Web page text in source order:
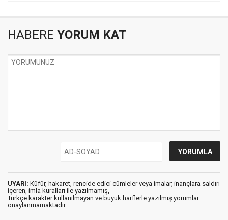
HABERE YORUM KAT
UYARI: Küfür, hakaret, rencide edici cümleler veya imalar, inançlara saldırı
içeren, imla kuralları ile yazılmamış,
Türkçe karakter kullanılmayan ve büyük harflerle yazılmış yorumlar
onaylanmamaktadır.